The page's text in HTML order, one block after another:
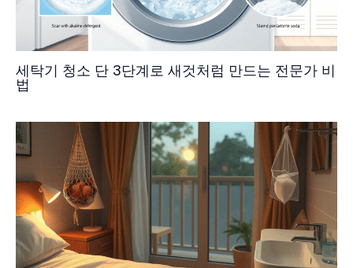
세탁기 청소 단 3단계로 새것처럼 만드는 전문가 비
법